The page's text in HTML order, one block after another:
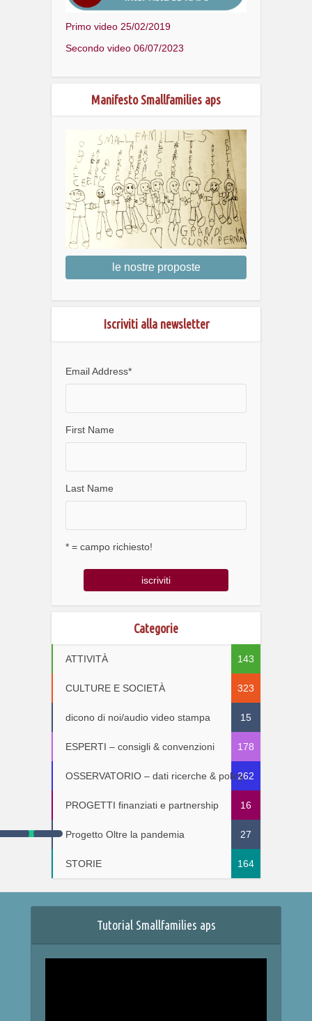
Primo video 25/02/2019
Secondo video 06/07/2023
Manifesto Smallfamilies aps
le nostre proposte
Iscriviti alla newsletter
Email Address*
First Name
Last Name
* = campo richiesto!
Categorie
ATTIVITÀ 143
CULTURE E SOCIETÀ 323
dicono di noi/audio video stampa 15
ESPERTI – consigli & convenzioni 178
OSSERVATORIO – dati ricerche & policy262
PROGETTI finanziati e partnership 16
Progetto Oltre la pandemia 27
STORIE 164
Tutorial Smallfamilies aps